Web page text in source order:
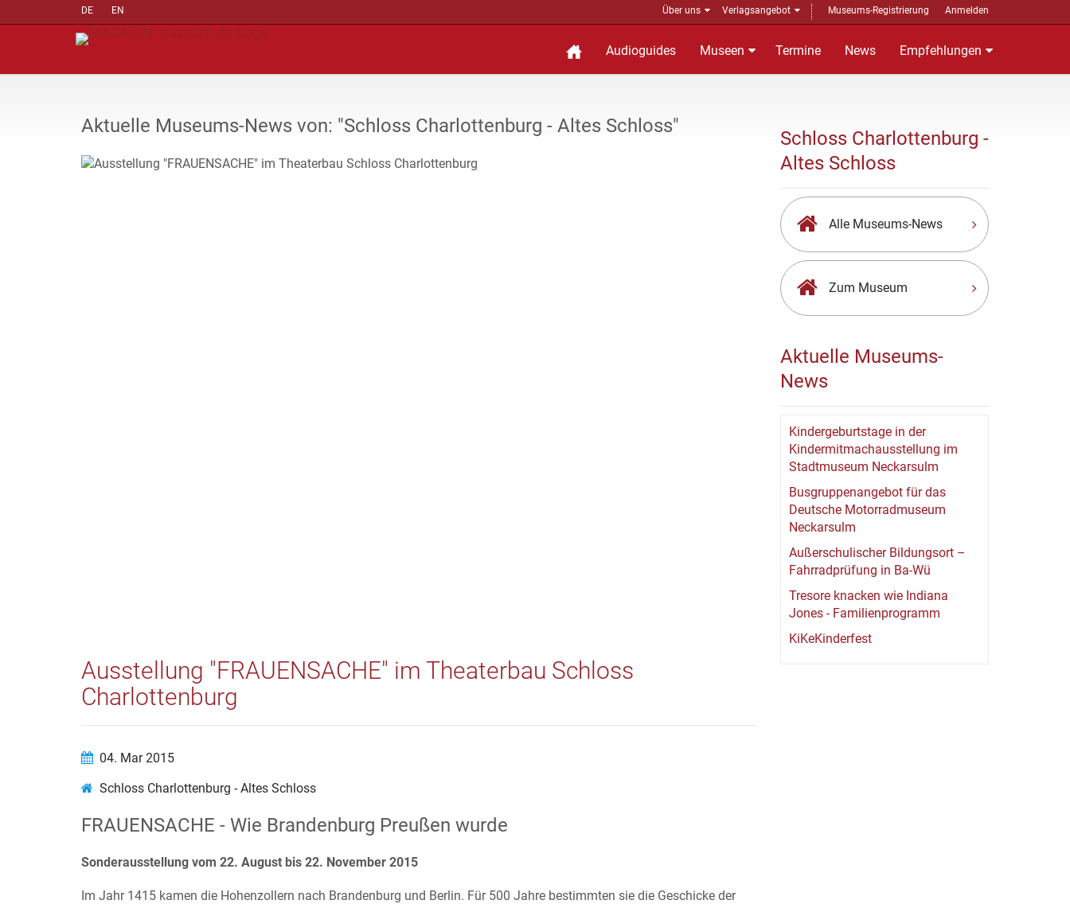
DE EN Über uns Verlagsangebot Museums-Registrierung Anmelden
Audioguides Museen Termine News Empfehlungen
Aktuelle Museums-News von: "Schloss Charlottenburg - Altes Schloss"
Ausstellung "FRAUENSACHE" im Theaterbau Schloss
Charlottenburg
04. Mar 2015
Schloss Charlottenburg - Altes Schloss
FRAUENSACHE - Wie Brandenburg Preußen wurde
Sonderausstellung vom 22. August bis 22. November 2015
Im Jahr 1415 kamen die Hohenzollern nach Brandenburg und Berlin. Für 500 Jahre bestimmten sie die Geschicke der
Schloss Charlottenburg -
Altes Schloss
Alle Museums-News
Zum Museum
Aktuelle Museums-
News
Kindergeburtstage in der
Kindermitmachausstellung im
Stadtmuseum Neckarsulm
Busgruppenangebot für das
Deutsche Motorradmuseum
Neckarsulm
Außerschulischer Bildungsort –
Fahrradprüfung in Ba-Wü
Tresore knacken wie Indiana
Jones - Familienprogramm
KiKeKinderfest